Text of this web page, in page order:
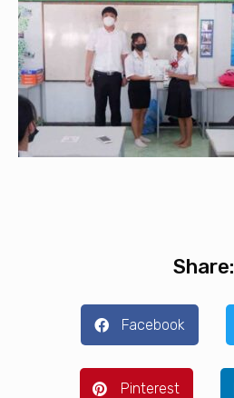
Share:
Facebook
Pinterest